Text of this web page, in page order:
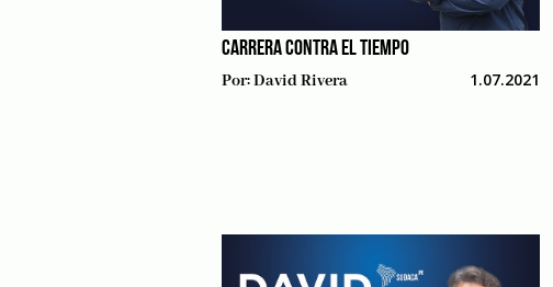
CARRERA CONTRA EL TIEMPO
Por:David Rivera 1.07.2021